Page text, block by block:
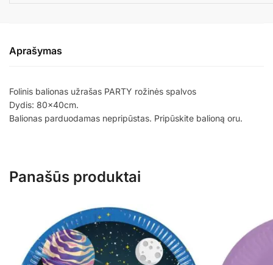
Aprašymas
Folinis balionas užrašas PARTY rožinės spalvos
Dydis: 80x40cm.
Balionas parduodamas nepripūstas. Pripūskite balioną oru.
Panašūs produktai